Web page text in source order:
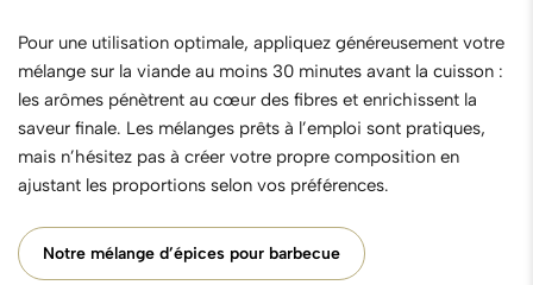
Pour une utilisation optimale, appliquez généreusement votre
mélange sur la viande au moins 30 minutes avant la cuisson :
les arômes pénètrent au cœur des fibres et enrichissent la
saveur finale. Les mélanges prêts à l’emploi sont pratiques,
mais n’hésitez pas à créer votre propre composition en
ajustant les proportions selon vos préférences.
Notre mélange d’épices pour barbecue